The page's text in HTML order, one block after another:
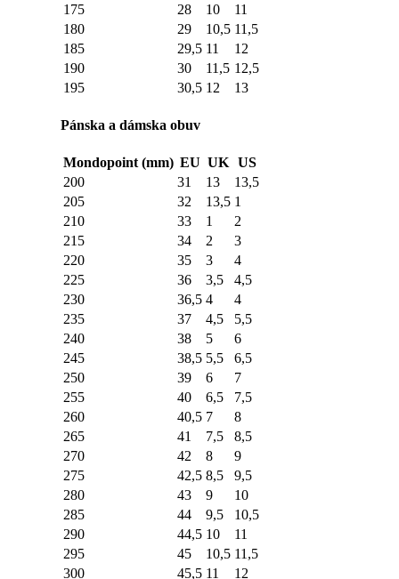
175
28 10
11
180
29 10,5 11,5
185
29,5 11
12
190
30 11,5 12,5
195
30,5 12 13
Pánska a dámska obuv
Mondopoint (mm) EU UK US
200
31 13
13,5
205
32 13,5 1
210
33 1
2
215
34 2
3
220
35 3
4
225
36 3,5
4,5
230
36,5 4
4
235
37 4,5
5,5
240
38 5
6
245
38,5 5,5
6,5
250
39 6
7
255
40 6,5
7,5
260
40,5 7
8
265
41 7,5
8,5
270
42 8
9
275
42,5 8,5
9,5
280
43 9
10
285
44 9,5
10,5
290
44,5 10
11
295
45 10,5 11,5
300
45,5 11 12